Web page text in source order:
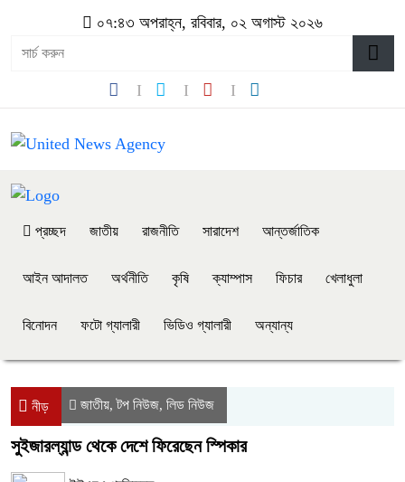
০৭:৪৩ অপরাহ্ন, রবিবার, ০২ অগাস্ট ২০২৬
প্রচ্ছদ জাতীয় রাজনীতি সারাদেশ আন্তর্জাতিক
আইন আদালত অর্থনীতি কৃষি ক্যাম্পাস ফিচার খেলাধুলা
বিনোদন ফটো গ্যালারী ভিডিও গ্যালারী অন্যান্য
নীড় জাতীয়,টপ নিউজ, লিড নিউজ
সুইজারল্যান্ড থেকে দেশে ফিরেছেন স্পিকার